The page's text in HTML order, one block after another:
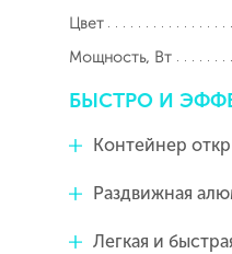
Цвет
Мощность, Вт
БЫСТРО И
Контейнер
Раздвижная
Легкая и